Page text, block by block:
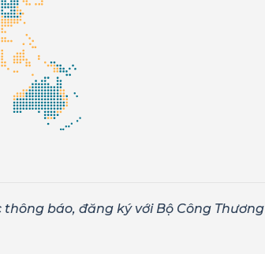
báo, đăng ký với Bộ Công Thương